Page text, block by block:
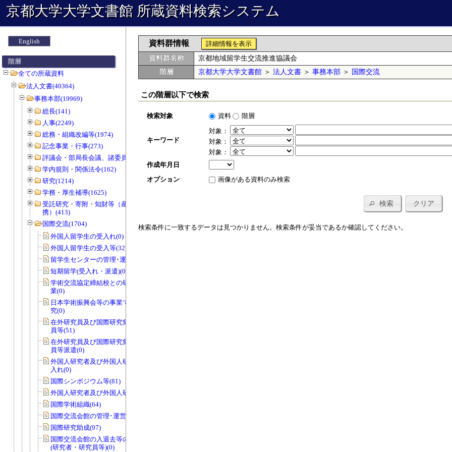
京都大学大学文書館 所蔵資料検索システム
English
階層
全ての所蔵資料
法人文書(40364)
事務本部(19969)
総長(141)
人事(2249)
総務・組織改編等(1974)
記念事業・行事(273)
評議会・部局長会議、諸委員会等(1466)
学内規則・関係法令(162)
研究(1214)
学務・厚生補導(1625)
受託研究・寄附・知財等（産官学連
携）(413)
国際交流(1704)
外国人留学生の受入れ(0)
外国人留学生の受入等(32)
留学生センターの管理･運営(0)
短期留学(受入れ・派遣)(0)
学術交流協定締結校との研究者交流事
業(0)
日本学術振興会等の事業で国際協力研
究(0)
在外研究員及び国際研究集会派遣研究
員等(51)
在外研究員及び国際研究集会派遣研究
員等派遣(0)
外国人研究者及び外国人研究員等の受
入れ(0)
国際シンポジウム等(81)
外国人研究者及び外国人研究員等(47)
国際学術組織(64)
国際交流会館の管理･運営等(0)
国際研究助成(97)
国際交流会館の入退去等の届出・許可
(研究者・研究員等)(0)
資料群情報
詳細情報を表示
資料群名称
京都地域留学生交流推進協議会
階層
京都大学大学文書館 ＞ 法人文書 ＞ 事務本部 ＞ 国際交流
この階層以下で検索
検索対象 資料 階層
キーワード
対象：
対象：
対象：
作成年月日
オプション
画像がある資料のみ検索
検索 クリア
検索条件に一致するデータは見つかりません。検索条件が妥当であるか確認してください。